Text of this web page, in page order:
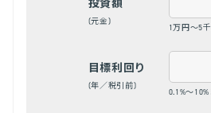
投資額
(元金)
1万円～5
目標利回り
(年／税引前)
0.1%～